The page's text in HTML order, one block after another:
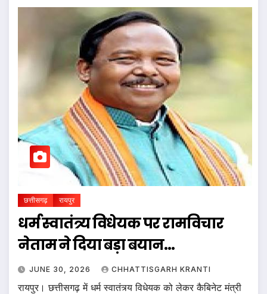
छत्तीसगढ़ रायपुर
धर्म स्वातंत्र्य विधेयक पर रामविचार
नेताम ने दिया बड़ा बयान…
JUNE 30, 2026 CHHATTISGARH KRANTI
रायपुर। छत्तीसगढ़ में धर्म स्वातंत्र्य विधेयक को लेकर कैबिनेट मंत्री